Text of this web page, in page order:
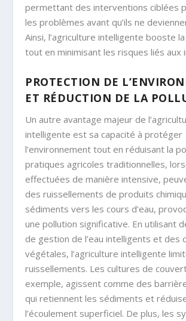
permettant des interventions ciblées
les problèmes avant qu’ils ne
Ainsi, l’agriculture intelligente booste
tout en minimisant les risques liés aux
PROTECTION DE
ET RÉDUCTION DE LA
Un autre avantage majeur de
intelligente est sa capacité à protéger
l’environnement tout en réduisant la
pratiques agricoles traditionnelles,
effectuées de manière intensive,
des ruissellements de produits
sédiments vers les cours d’eau,
une pollution significative. En utilisant
de gestion de l’eau intelligents et des
végétales, l’agriculture intelligente
ruissellements. Les cultures de
exemple, agissent comme des
qui retiennent les sédiments et
l’écoulement superficiel. De plus, les